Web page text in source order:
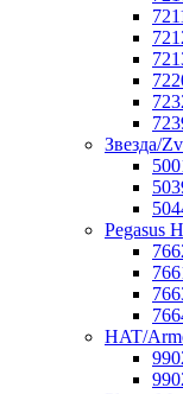
Звезда/
Pegasus
HAT/